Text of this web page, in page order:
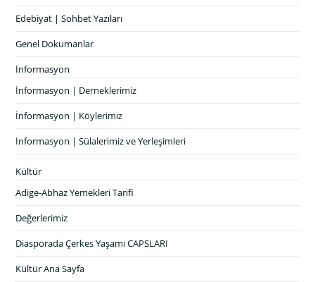
Edebiyat | Sohbet Yazıları
Genel Dokumanlar
İnformasyon
İnformasyon | Derneklerimiz
İnformasyon | Köylerimiz
İnformasyon | Sülalerimiz ve Yerleşimleri
Kültür
Adige-Abhaz Yemekleri Tarifi
Değerlerimiz
Diasporada Çerkes Yaşamı CAPSLARI
Kültür Ana Sayfa